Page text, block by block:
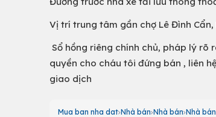
Vị trí trung tâm gần chợ Lê Đình
Sổ hồng riêng chính chủ, pháp lý rõ
quyền cho cháu tôi đứng bán , liên
giao dịch
Mua ban nha dat Nhà bán Nhà bán Nhà